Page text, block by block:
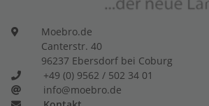
Moebro.de
Canterstr. 40
96237 Ebersdorf bei Coburg
+49 (0) 9562 / 502 34 01
info@moebro.de